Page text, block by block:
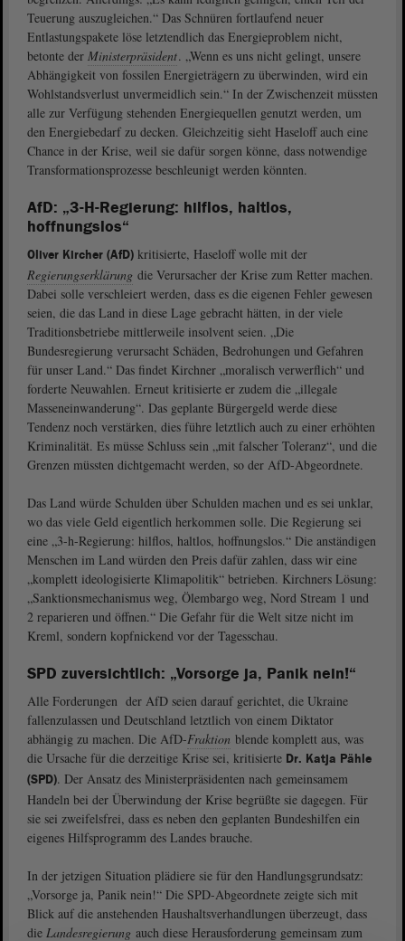
Teuerung auszugleichen.“ Das Schnüren fortlaufend neuer
Entlastungspakete löse letztendlich das Energieproblem nicht,
betonte der Ministerpräsident. „Wenn es uns nicht gelingt, unsere
Abhängigkeit von fossilen Energieträgern zu überwinden, wird ein
Wohlstandsverlust unvermeidlich sein.“ In der Zwischenzeit müssten
alle zur Verfügung stehenden Energiequellen genutzt werden, um
den Energiebedarf zu decken. Gleichzeitig sieht Haseloff auch eine
Chance in der Krise, weil sie dafür sorgen könne, dass notwendige
Transformationsprozesse beschleunigt werden könnten.
AfD: „3-H-Regierung: hilflos, haltlos,
hoffnungslos“
Oliver Kircher (AfD) kritisierte, Haseloff wolle mit der
Regierungserklärung die Verursacher der Krise zum Retter machen.
Dabei solle verschleiert werden, dass es die eigenen Fehler gewesen
seien, die das Land in diese Lage gebracht hätten, in der viele
Traditionsbetriebe mittlerweile insolvent seien. „Die
Bundesregierung verursacht Schäden, Bedrohungen und Gefahren
für unser Land.“ Das findet Kirchner „moralisch verwerflich“ und
forderte Neuwahlen. Erneut kritisierte er zudem die „illegale
Masseneinwanderung“. Das geplante Bürgergeld werde diese
Tendenz noch verstärken, dies führe letztlich auch zu einer erhöhten
Kriminalität. Es müsse Schluss sein „mit falscher Toleranz“, und die
Grenzen müssten dichtgemacht werden, so der AfD-Abgeordnete.
Das Land würde Schulden über Schulden machen und es sei unklar,
wo das viele Geld eigentlich herkommen solle. Die Regierung sei
eine „3-h-Regierung: hilflos, haltlos, hoffnungslos.“ Die anständigen
Menschen im Land würden den Preis dafür zahlen, dass wir eine
„komplett ideologisierte Klimapolitik“ betrieben. Kirchners Lösung:
„Sanktionsmechanismus weg, Ölembargo weg, Nord Stream 1 und
2 reparieren und öffnen.“ Die Gefahr für die Welt sitze nicht im
Kreml, sondern kopfnickend vor der Tagesschau.
SPD zuversichtlich: „Vorsorge ja, Panik nein!“
Alle Forderungen der AfD seien darauf gerichtet, die Ukraine
fallenzulassen und Deutschland letztlich von einem Diktator
abhängig zu machen. Die AfD-Fraktion blende komplett aus, was
die Ursache für die derzeitige Krise sei, kritisierte Dr. Katja Pähle
(SPD). Der Ansatz des Ministerpräsidenten nach gemeinsamem
Handeln bei der Überwindung der Krise begrüßte sie dagegen. Für
sie sei zweifelsfrei, dass es neben den geplanten Bundeshilfen ein
eigenes Hilfsprogramm des Landes brauche.
In der jetzigen Situation plädiere sie für den Handlungsgrundsatz:
„Vorsorge ja, Panik nein!“ Die SPD-Abgeordnete zeigte sich mit
Blick auf die anstehenden Haushaltsverhandlungen überzeugt, dass
die Landesregierung auch diese Herausforderung gemeinsam zum